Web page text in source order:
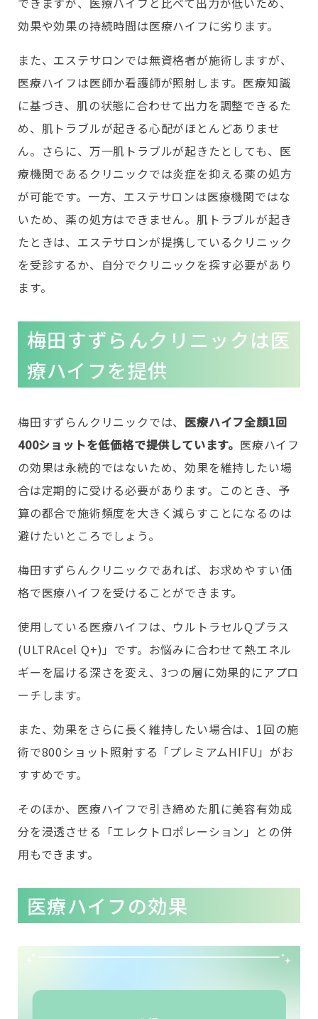
効果や効果の持続時間は医療ハイフに劣ります。
また、エステサロンでは無資格者が施術しますが、
医療ハイフは医師か看護師が照射します。医療知識
に基づき、肌の状態に合わせて出力を調整できるた
め、肌トラブルが起きる心配がほとんどありませ
ん。さらに、万一肌トラブルが起きたとしても、医
療機関であるクリニックでは炎症を抑える薬の処方
が可能です。一方、エステサロンは医療機関ではな
いため、薬の処方はできません。肌トラブルが起き
たときは、エステサロンが提携しているクリニック
を受診するか、自分でクリニックを探す必要があり
ます。
梅田すずらんクリニックは医
療ハイフを提供
梅田すずらんクリニックでは、 医療ハイフ全顔1回
400ショットを低価格で提供しています。 医療ハイフ
の効果は永続的ではないため、効果を維持したい場
合は定期的に受ける必要があります。このとき、予
算の都合で施術頻度を大きく減らすことになるのは
避けたいところでしょう。
梅田すずらんクリニックであれば、お求めやすい価
格で医療ハイフを受けることができます。
使用している医療ハイフは、ウルトラセルQプラス
(ULTRAcel Q+)」です。お悩みに合わせて熱エネル
ギーを届ける深さを変え、3つの層に効果的にアプロ
ーチします。
また、効果をさらに長く維持したい場合は、1回の施
術で800ショット照射する「プレミアムHIFU」がお
すすめです。
そのほか、医療ハイフで引き締めた肌に美容有効成
分を浸透させる「エレクトロポレーション」との併
用もできます。
医療ハイフの効果